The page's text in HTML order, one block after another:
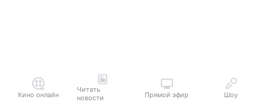
Кино онлайн
Читать
новости
Прямой эфир Шоу